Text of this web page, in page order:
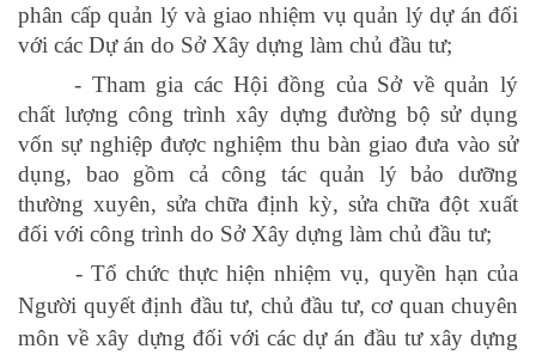
phân cấp quản lý và giao nhiệm vụ quản lý dự án đối
với các Dự án do Sở Xây dựng làm chủ đầu tư;
- Tham gia các Hội đồng của Sở về quản lý
chất lượng công trình xây dựng đường bộ sử dụng
vốn sự nghiệp được nghiệm thu bàn giao đưa vào sử
dụng, bao gồm cả công tác quản lý bảo dưỡng
thường xuyên, sửa chữa định kỳ, sửa chữa đột xuất
đối với công trình do Sở Xây dựng làm chủ đầu tư;
- Tổ chức thực hiện nhiệm vụ, quyền hạn của
Người quyết định đầu tư, chủ đầu tư, cơ quan chuyên
môn về xây dựng đối với các dự án đầu tư xây dựng